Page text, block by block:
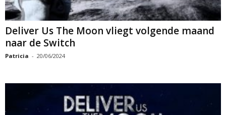
Deliver Us The Moon vliegt volgende maand
naar de Switch
Patricia - 20/06/2024